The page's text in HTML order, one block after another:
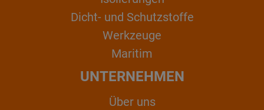
Dicht- und Schutzstoffe
Werkzeuge
Maritim
UNTERNEHMEN
Über uns